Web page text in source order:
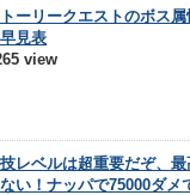
ーリークエストのボス
見表
view
レベルは超重要だぞ、
い！ナッパで75000ダメ